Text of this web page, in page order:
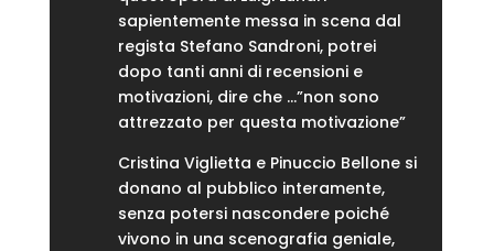
sapientemente messa in scena dal
regista Stefano Sandroni, potrei
dopo tanti anni di recensioni e
motivazioni, dire che …”non sono
attrezzato per questa motivazione”
Cristina Viglietta e Pinuccio Bellone si
donano al pubblico interamente,
senza potersi nascondere poiché
vivono in una scenografia geniale,